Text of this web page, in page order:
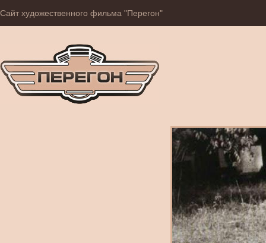
Сайт художественного фильма "Перегон"